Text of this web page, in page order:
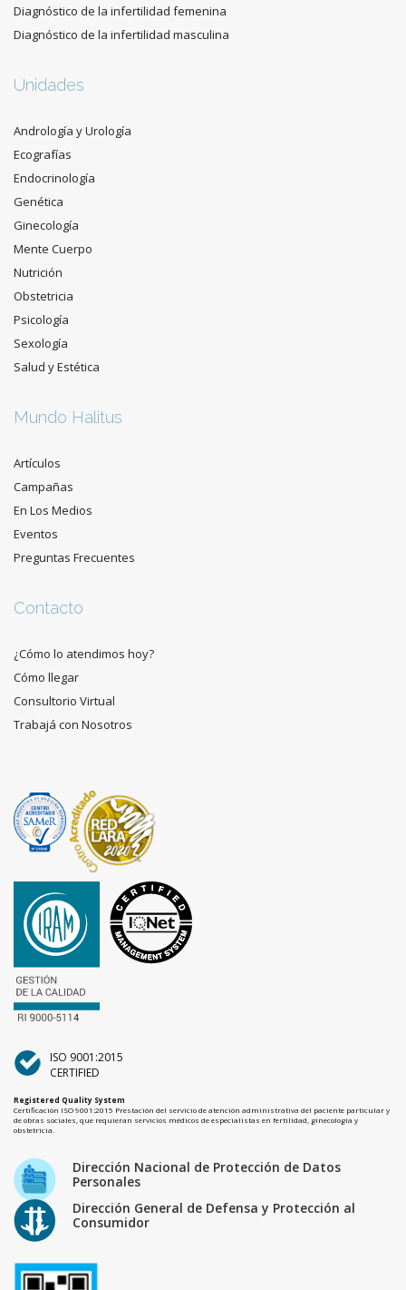
Diagnóstico de la infertilidad femenina
Diagnóstico de la infertilidad masculina
Unidades
Andrología y Urología
Ecografías
Endocrinología
Genética
Ginecología
Mente Cuerpo
Nutrición
Obstetricia
Psicología
Sexología
Salud y Estética
Mundo Halitus
Artículos
Campañas
En Los Medios
Eventos
Preguntas Frecuentes
Contacto
¿Cómo lo atendimos hoy?
Cómo llegar
Consultorio Virtual
Trabajá con Nosotros
ISO 9001:2015
CERTIFIED
Registered Quality System
Certificación ISO 9001:2015 Prestación del servicio de atención administrativa del paciente particular y
de obras sociales, que requieran servicios médicos de especialistas en fertilidad, ginecología y
obstetricia.
Dirección Nacional de Protección de Datos
Personales
Dirección General de Defensa y Protección al
Consumidor